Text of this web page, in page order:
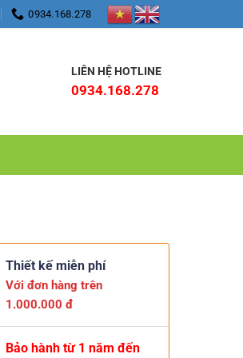
0934.168.278
LIÊN HỆ HOTLINE
0934.168.278
Thiết kế miễn phí
Với đơn hàng trên
1.000.000 đ
Bảo hành từ 1 năm đến